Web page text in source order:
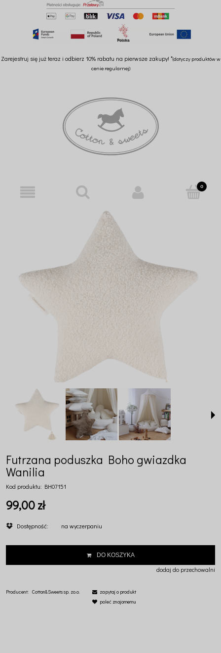
Zarejestruj się już teraz i odbierz 10% rabatu na pierwsze zakupy! *(dotyczy produktów w
cenie regularnej)
Futrzana poduszka Boho gwiazdka
Wanilia
Kod produktu: BH07151
99,00 zł
Dostępność: na wyczerpaniu
DO KOSZYKA
dodaj do przechowalni
Producent: Cotton&Sweets sp. zo.o.
zapytaj o produkt
poleć znajomemu